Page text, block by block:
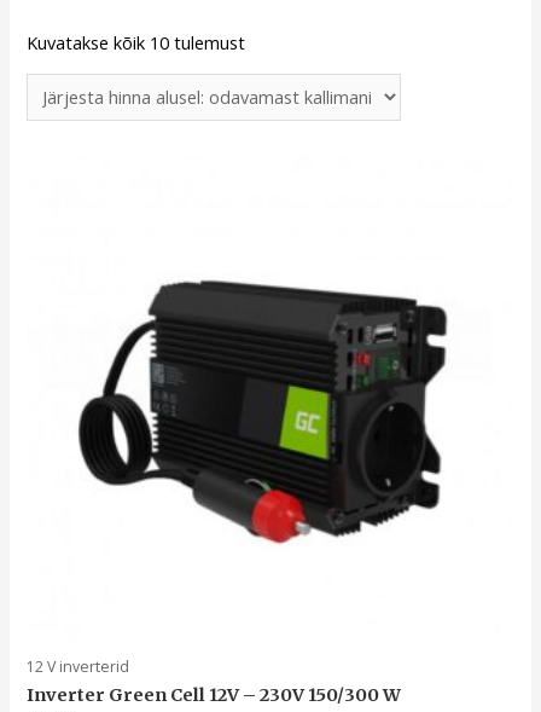
Kuvatakse kõik 10 tulemust
12 V inverterid
Inverter Green Cell 12V – 230V 150/300 W